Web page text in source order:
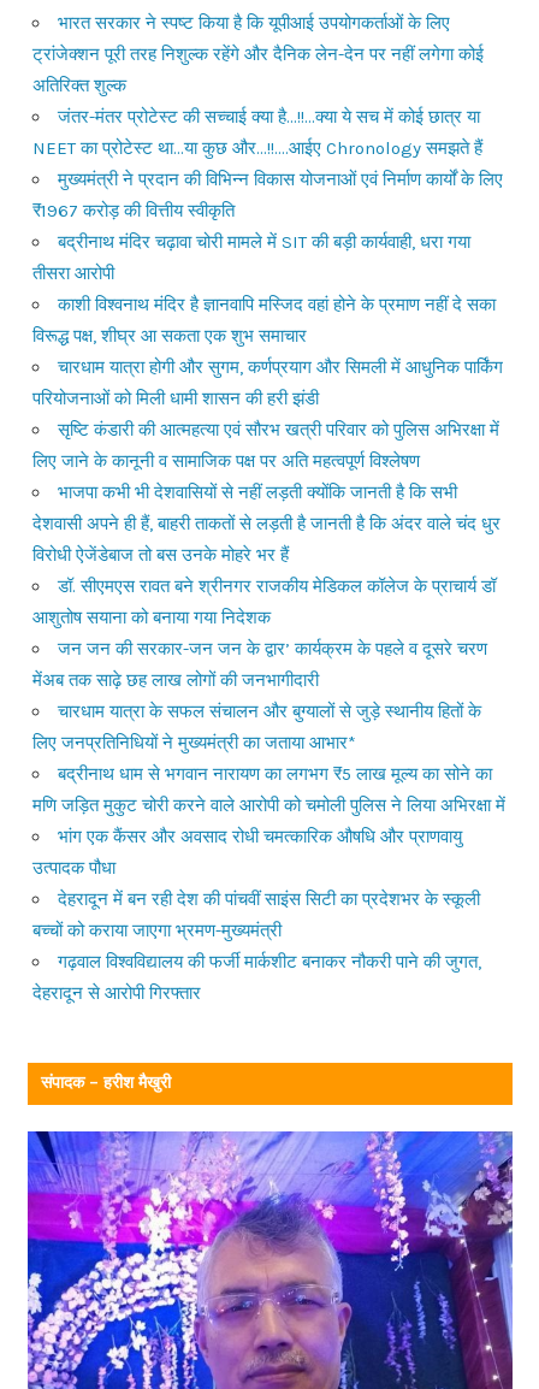
भारत सरकार ने स्पष्ट किया है कि यूपीआई उपयोगकर्ताओं के लिए
ट्रांजेक्शन पूरी तरह निशुल्क रहेंगे और दैनिक लेन-देन पर नहीं लगेगा कोई
अतिरिक्त शुल्क
जंतर-मंतर प्रोटेस्ट की सच्चाई क्या है…!!…क्या ये सच में कोई छात्र या
NEET का प्रोटेस्ट था…या कुछ और…!!….आईए Chronology समझते हैं
मुख्यमंत्री ने प्रदान की विभिन्न विकास योजनाओं एवं निर्माण कार्यों के लिए
₹1967 करोड़ की वित्तीय स्वीकृति
बद्रीनाथ मंदिर चढ़ावा चोरी मामले में SIT की बड़ी कार्यवाही, धरा गया
तीसरा आरोपी
काशी विश्वनाथ मंदिर है ज्ञानवापि मस्जिद वहां होने के प्रमाण नहीं दे सका
विरूद्ध पक्ष, शीघ्र आ सकता एक शुभ समाचार
चारधाम यात्रा होगी और सुगम, कर्णप्रयाग और सिमली में आधुनिक पार्किंग
परियोजनाओं को मिली धामी शासन की हरी झंडी
सृष्टि कंडारी की आत्महत्या एवं सौरभ खत्री परिवार को पुलिस अभिरक्षा में
लिए जाने के कानूनी व सामाजिक पक्ष पर अति महत्वपूर्ण विश्लेषण
भाजपा कभी भी देशवासियों से नहीं लड़ती क्योंकि जानती है कि सभी
देशवासी अपने ही हैं, बाहरी ताकतों से लड़ती है जानती है कि अंदर वाले चंद धुर
विरोधी ऐजेंडेबाज तो बस उनके मोहरे भर हैं
डॉ. सीएमएस रावत बने श्रीनगर राजकीय मेडिकल कॉलेज के प्राचार्य डॉ
आशुतोष सयाना को बनाया गया निदेशक
जन जन की सरकार-जन जन के द्वार’ कार्यक्रम के पहले व दूसरे चरण
मेंअब तक साढ़े छह लाख लोगों की जनभागीदारी
चारधाम यात्रा के सफल संचालन और बुग्यालों से जुड़े स्थानीय हितों के
लिए जनप्रतिनिधियों ने मुख्यमंत्री का जताया आभार*
बद्रीनाथ धाम से भगवान नारायण का लगभग ₹5 लाख मूल्य का सोने का
मणि जड़ित मुकुट चोरी करने वाले आरोपी को चमोली पुलिस ने लिया अभिरक्षा में
भांग एक कैंसर और अवसाद रोधी चमत्कारिक औषधि और प्राणवायु
उत्पादक पौधा
देहरादून में बन रही देश की पांचवीं साइंस सिटी का प्रदेशभर के स्कूली
बच्चों को कराया जाएगा भ्रमण-मुख्यमंत्री
गढ़वाल विश्वविद्यालय की फर्जी मार्कशीट बनाकर नौकरी पाने की जुगत,
देहरादून से आरोपी गिरफ्तार
संपादक – हरीश मैखुरी